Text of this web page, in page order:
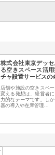
株式会社東京デッ
る空きスペース活
チャ設置サービスの
店舗や施設の空きスペ
変える発想は、経営者
力的なテーマです。し
器の導入や在庫管理…